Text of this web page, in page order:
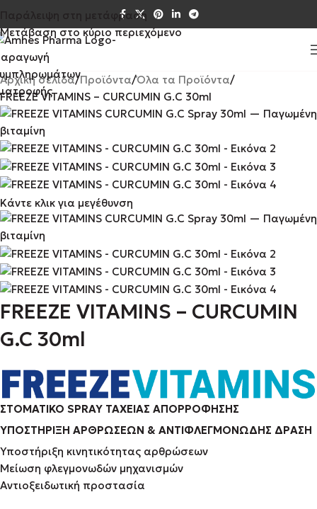
Παράλειψη στη μετάφραση
Μετάβαση στο κύριο περιεχόμενο
Αρχική σελίδα Προϊόντα Όλα τα Προϊόντα
FREEZE VITAMINS – CURCUMIN G.C 30ml
Κάντε κλικ για μεγέθυνση
FREEZE VITAMINS – CURCUMIN
G.C 30ml
ΣΤΟΜΑΤΙΚΟ SPRAY ΤΑΧΕΙΑΣ ΑΠΟΡΡΟΦΗΣΗΣ
ΥΠΟΣΤΗΡΙΞΗ ΑΡΘΡΩΣΕΩΝ & ΑΝΤΙΦΛΕΓΜΟΝΩΔΗΣ ΔΡΑΣΗ
Υποστήριξη κινητικότητας αρθρώσεων
Μείωση φλεγμονωδών μηχανισμών
Αντιοξειδωτική προστασία